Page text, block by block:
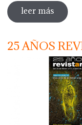
leer más sobre
25 AÑOS